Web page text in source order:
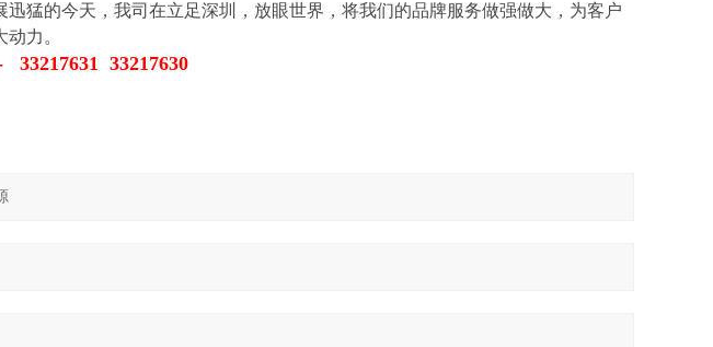
猛的今天，我司在立足深圳，放眼世界，将我们的品牌服务做强做大，为客户
力。
33217631 33217630